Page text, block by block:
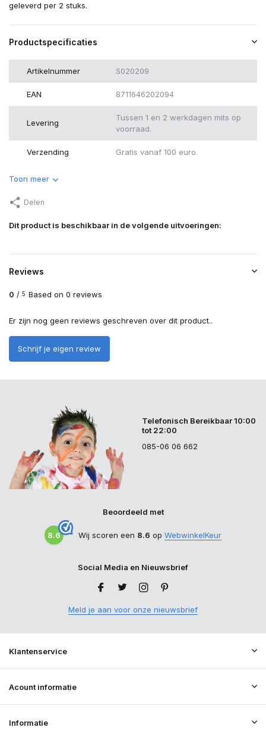
geleverd per 2 stuks.
Productspecificaties
Artikelnummer S020209
EAN 8711646202094
Levering
Tussen 1 en 2 werkdagen mits op
voorraad.
Verzending Gratis vanaf 100 euro.
Toon meer
Delen
Dit product is beschikbaar in de volgende uitvoeringen:
Reviews
0 / 5 Based on 0 reviews
Er zijn nog geen reviews geschreven over dit product..
Schrijf je eigen review
Telefonisch Bereikbaar 10:00
tot 22:00
085-06 06 662
Beoordeeld met
8.6 Wij scoren een 8.6 op WebwinkelKeur
Social Media en Nieuwsbrief
Meld je aan voor onze nieuwsbrief
Klantenservice
Acount informatie
Informatie